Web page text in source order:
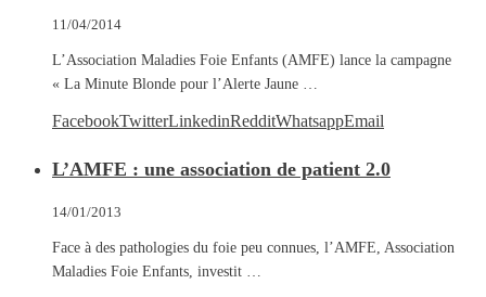
11/04/2014
L’Association Maladies Foie Enfants (AMFE) lance la campagne
« La Minute Blonde pour l’Alerte Jaune …
FacebookTwitterLinkedinRedditWhatsappEmail
L’AMFE : une association de patient 2.0
14/01/2013
Face à des pathologies du foie peu connues, l’AMFE, Association
Maladies Foie Enfants, investit …